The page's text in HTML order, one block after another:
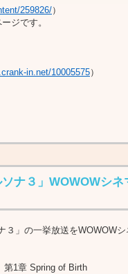
259826/）
ジです。
in.net/10005575）
ナ３」WOWOWシ
３」の一挙放送をWOWOW
第1章 Spring of Birth